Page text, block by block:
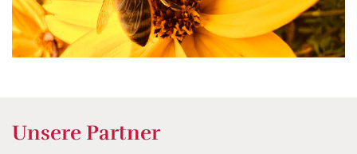
Unsere Partner